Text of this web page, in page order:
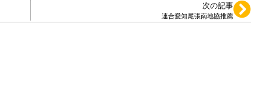
次の記事
連合愛知尾張南地協推薦